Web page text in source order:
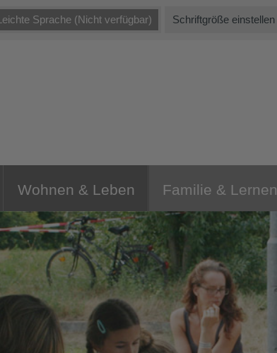
Sprache (Nicht verfügbar) Schriftgröße einstellen
Wohnen & Leben Familie & Lernen